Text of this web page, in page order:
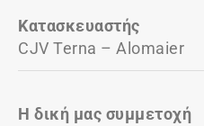
Κατασκευαστής
CJV Terna – Alomaier
Η δική μας συμμετοχή